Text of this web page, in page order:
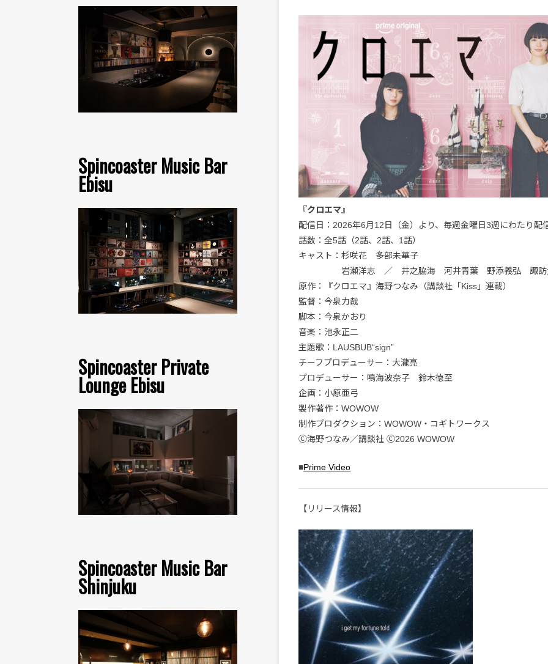
Spincoaster Music Bar
Ebisu
Spincoaster Private
Lounge Ebisu
Spincoaster Music Bar
Shinjuku
『クロエマ』
配信日：2026年6月12日（金）より、毎週金曜日3週にわたり配
話数：全5話（2話、2話、1話）
キャスト：杉咲花 多部未華子
岩瀬洋志 ／ 井之脇海 河井青葉 野添義弘 諏訪
原作：『クロエマ』海野つなみ（講談社「Kiss」連載）
監督：今泉力哉
脚本：今泉かおり
音楽：池永正二
主題歌：LAUSBUB“sign”
チーフプロデューサー：大瀧亮
プロデューサー：鳴海波奈子 鈴木徳至
企画：小原亜弓
製作著作：WOWOW
制作プロダクション：WOWOW・コギトワークス
Ⓒ海野つなみ／講談社 Ⓒ2026 WOWOW
■Prime Video
【リリース情報】